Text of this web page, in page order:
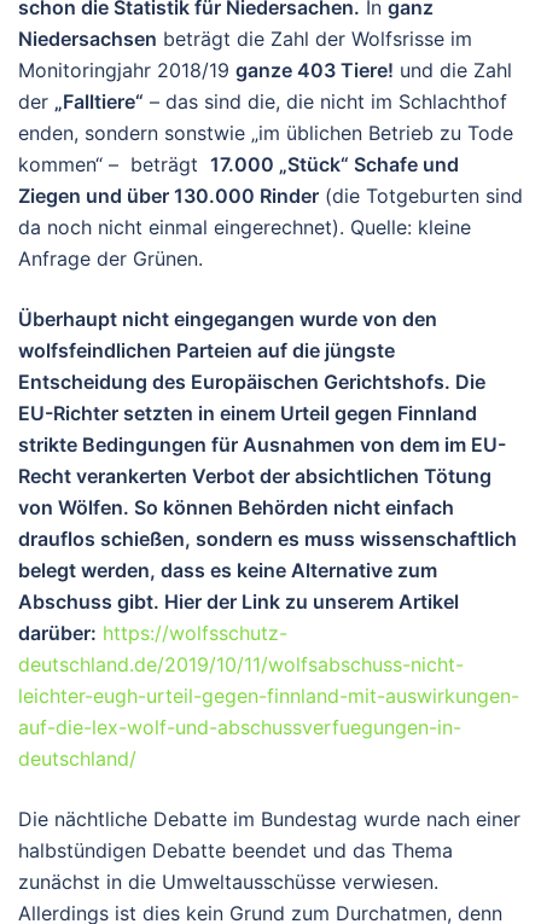
schon die Statistik für Niedersachen. In ganz
Niedersachsen beträgt die Zahl der Wolfsrisse im
Monitoringjahr 2018/19 ganze 403 Tiere! und die Zahl
der „Falltiere“ – das sind die, die nicht im Schlachthof
enden, sondern sonstwie „im üblichen Betrieb zu Tode
kommen“ – beträgt 17.000 „Stück“ Schafe und
Ziegen und über 130.000 Rinder (die Totgeburten sind
da noch nicht einmal eingerechnet). Quelle: kleine
Anfrage der Grünen.
Überhaupt nicht eingegangen wurde von den
wolfsfeindlichen Parteien auf die jüngste
Entscheidung des Europäischen Gerichtshofs. Die
EU-Richter setzten in einem Urteil gegen Finnland
strikte Bedingungen für Ausnahmen von dem im EU-
Recht verankerten Verbot der absichtlichen Tötung
von Wölfen. So können Behörden nicht einfach
drauflos schießen, sondern es muss wissenschaftlich
belegt werden, dass es keine Alternative zum
Abschuss gibt. Hier der Link zu unserem Artikel
darüber: https://wolfsschutz-
deutschland.de/2019/10/11/wolfsabschuss-nicht-
leichter-eugh-urteil-gegen-finnland-mit-auswirkungen-
auf-die-lex-wolf-und-abschussverfuegungen-in-
deutschland/
Die nächtliche Debatte im Bundestag wurde nach einer
halbstündigen Debatte beendet und das Thema
zunächst in die Umweltausschüsse verwiesen.
Allerdings ist dies kein Grund zum Durchatmen, denn